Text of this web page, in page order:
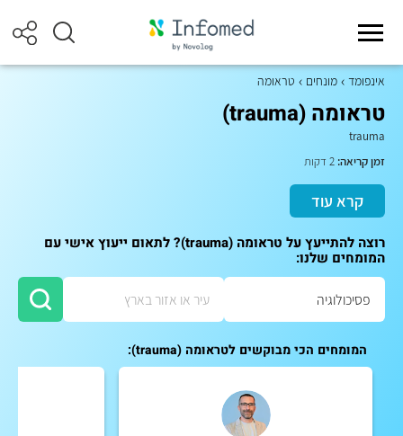
אינפומד מונחים טראומה
טראומה (trauma)
trauma
זמן קריאה:
קרא עוד
רוצה להתייעץ על טראומה (trauma)? לתאום ייעוץ אישי עם
המומחים שלנו:
המומחים הכי מבוקשים לטראומה (trauma):